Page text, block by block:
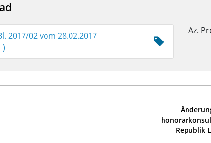
2017/02 vom 28.02.2017
)
Az.
Republik